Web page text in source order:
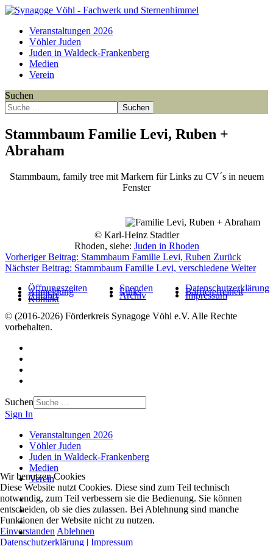
Veranstaltungen 2026
Vöhler Juden
Juden in Waldeck-Frankenberg
Medien
Verein
Suchen
Suchen
Stammbaum Familie Levi, Ruben +
Abraham
Stammbaum, family tree mit Markern für Links zu CV´s in neuem
Fenster
© Karl-Heinz Stadtler
Rhoden, siehe: Juden in Rhoden
Vorheriger Beitrag: Stammbaum Familie Levi, Ruben Zurück
Nächster Beitrag: Stammbaum Familie Levi, verschiedene Weiter
Öffnungszeiten
Anmeldung
Anfahrt
Kontakt
Spenden
Links
Archiv
Datenschutzerklärung
Barrierefreiheit
Impressum
© (2016-2026) Förderkreis Synagoge Vöhl e.V. Alle Rechte
vorbehalten.
Suchen
Sign In
Veranstaltungen 2026
Vöhler Juden
Juden in Waldeck-Frankenberg
Medien
Verein
Wir benutzen Cookies
Diese Website nutzt Cookies. Diese sind zum Teil technisch
notwendig, zum Teil verbessern sie die Bedienung. Sie können
entscheiden, ob sie dies zulassen. Bei Ablehnung sind manche
Funktionen der Website nicht zu nutzen.
Einverstanden Ablehnen
Datenschutzerklärung | Impressum